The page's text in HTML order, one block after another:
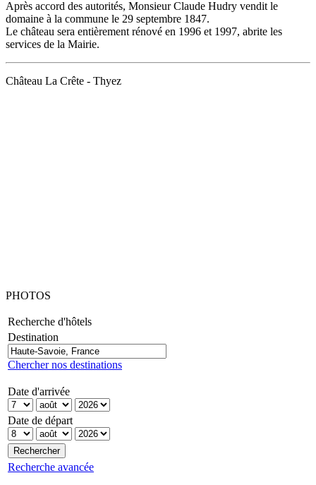
Après accord des autorités, Monsieur Claude Hudry vendit le
domaine à la commune le 29 septembre 1847.
Le château sera entièrement rénové en 1996 et 1997, abrite les
services de la Mairie.
Château La Crête - Thyez
PHOTOS
Recherche d'hôtels
Destination
Chercher nos destinations
Date d'arrivée
Date de départ
Recherche avancée